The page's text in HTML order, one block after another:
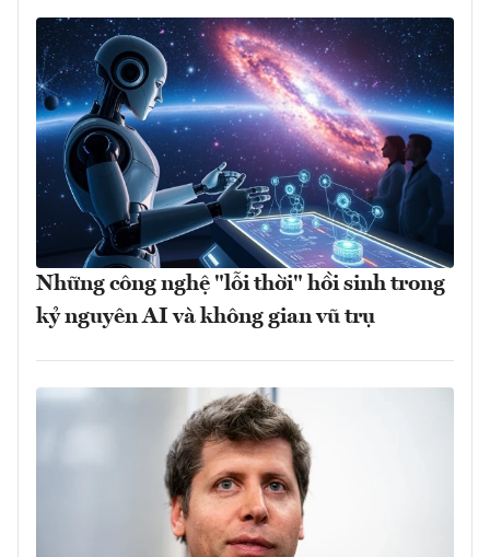
Những công nghệ "lỗi thời" hồi sinh trong
kỷ nguyên AI và không gian vũ trụ